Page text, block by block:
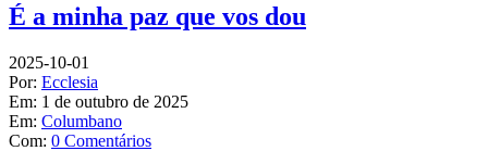
É a minha paz que vos dou
2025-10-01
Por: Ecclesia
Em: 1 de outubro de 2025
Em: Columbano
Com: 0 Comentários